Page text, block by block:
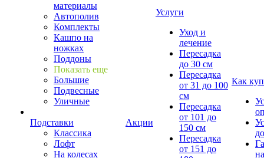
материалы
Автополив
Комплекты
Кашпо на
ножках
Поддоны
Показать еще
Большие
Подвесные
Уличные
Подставки
Классика
Лофт
На колесах
Акции
Услуги
Уход и
лечение
Пересадка
до 30 см
Пересадка
от 31 до 100
см
Пересадка
от 101 до
150 см
Пересадка
от 151 до
Как